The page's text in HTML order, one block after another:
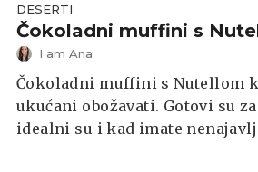
DESERTI
Čokoladni muffini s
I am Ana
Čokoladni muffini s Nutellom
ukućani obožavati. Gotovi su
idealni su i kad imate